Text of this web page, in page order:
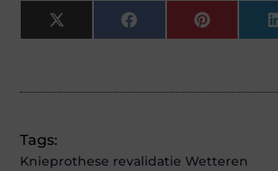
X
(Twitter)
Facebook
Tags:
Knieprothese revalidatie Wetteren